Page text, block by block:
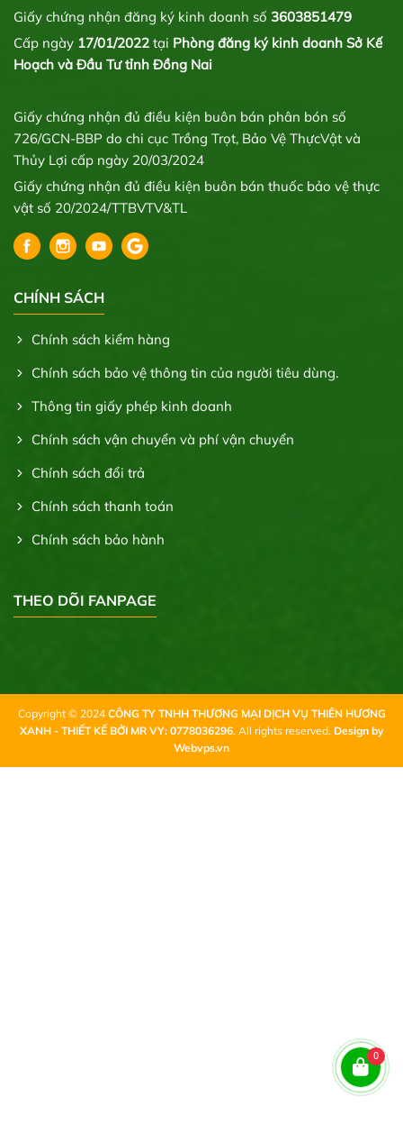
Giấy chứng nhận đăng ký kinh doanh số 3603851479
Cấp ngày 17/01/2022 tại Phòng đăng ký kinh doanh Sở Kế
Hoạch và Đầu Tư tỉnh Đồng Nai
Giấy chứng nhận đủ điều kiện buôn bán phân bón số
726/GCN-BBP do chi cục Trồng Trọt, Bảo Vệ ThựcVật và
Thủy Lợi cấp ngày 20/03/2024
Giấy chứng nhận đủ điều kiện buôn bán thuốc bảo vệ thực
vật số 20/2024/TTBVTV&TL
CHÍNH SÁCH
Chính sách kiểm hàng
Chính sách bảo vệ thông tin của người tiêu dùng.
Thông tin giấy phép kinh doanh
Chính sách vận chuyển và phí vận chuyển
Chính sách đổi trả
Chính sách thanh toán
Chính sách bảo hành
THEO DÕI FANPAGE
Copyright © 2024 CÔNG TY TNHH THƯƠNG MẠI DỊCH VỤ THIÊN HƯƠNG
XANH - THIẾT KẾ BỞI MR VY: 0778036296. All rights reserved. Design by
Webvps.vn
0